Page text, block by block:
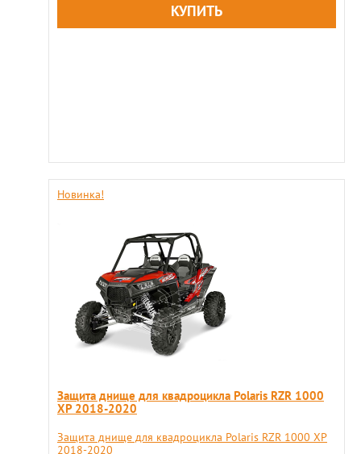
Новинка!
Защита днище для квадроцикла Polaris RZR 1000
XP 2018-2020
Защита днище для квадроцикла Polaris RZR 1000 XP
2018-2020